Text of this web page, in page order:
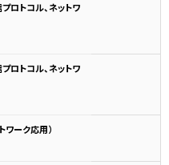
ロトコル、ネットワ
ロトコル、ネットワ
ワーク応用）